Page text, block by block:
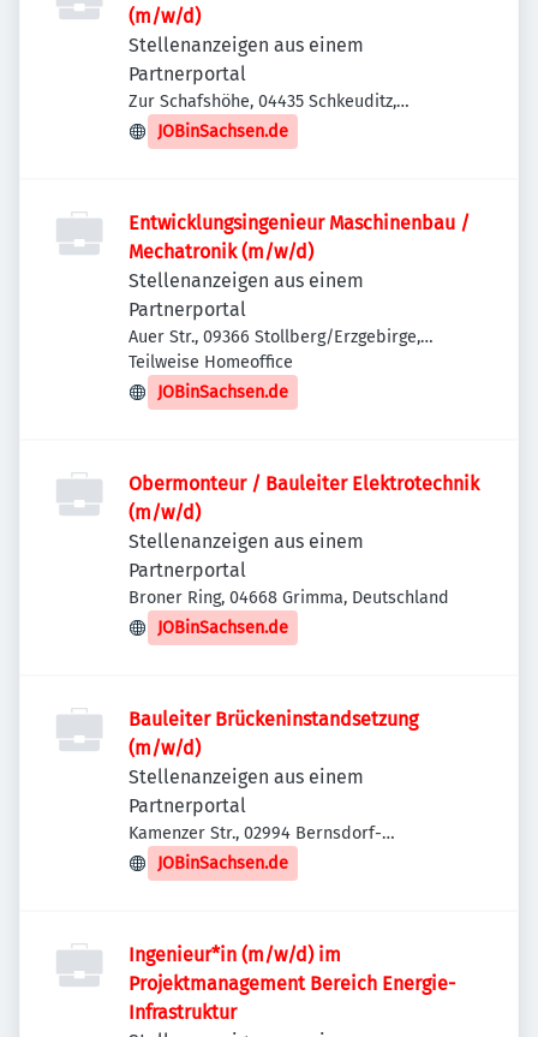
(m/w/d)
Stellenanzeigen aus einem
Partnerportal
Zur Schafshöhe, 04435 Schkeuditz,
Deutschland
JOBinSachsen.de
Entwicklungsingenieur Maschinenbau /
Mechatronik (m/w/d)
Stellenanzeigen aus einem
Partnerportal
Auer Str., 09366 Stollberg/Erzgebirge,
Deutschland
Teilweise Homeoffice
JOBinSachsen.de
Obermonteur / Bauleiter Elektrotechnik
(m/w/d)
Stellenanzeigen aus einem
Partnerportal
Broner Ring, 04668 Grimma, Deutschland
JOBinSachsen.de
Bauleiter Brückeninstandsetzung
(m/w/d)
Stellenanzeigen aus einem
Partnerportal
Kamenzer Str., 02994 Bernsdorf-
Straßgräbchen, Deutschland
JOBinSachsen.de
Ingenieur*in (m/w/d) im
Projektmanagement Bereich Energie-
Infrastruktur